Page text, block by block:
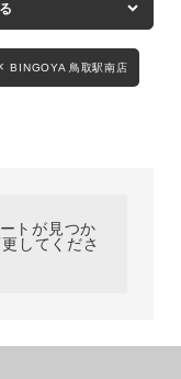
KIDS
BINGOYA 鳥取駅南店
トが見つか
してくださ